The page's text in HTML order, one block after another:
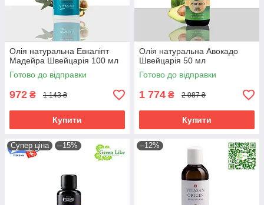
Олія натуральна Евкаліпт
Мадейра Швейцарія 100 мл
Готово до відправки
972 ₴ 1 143 ₴
Купити
Олія натуральна Авокадо
Швейцарія 50 мл
Готово до відправки
1 774 ₴ 2 087 ₴
Купити
Супер ціна –15% –12%